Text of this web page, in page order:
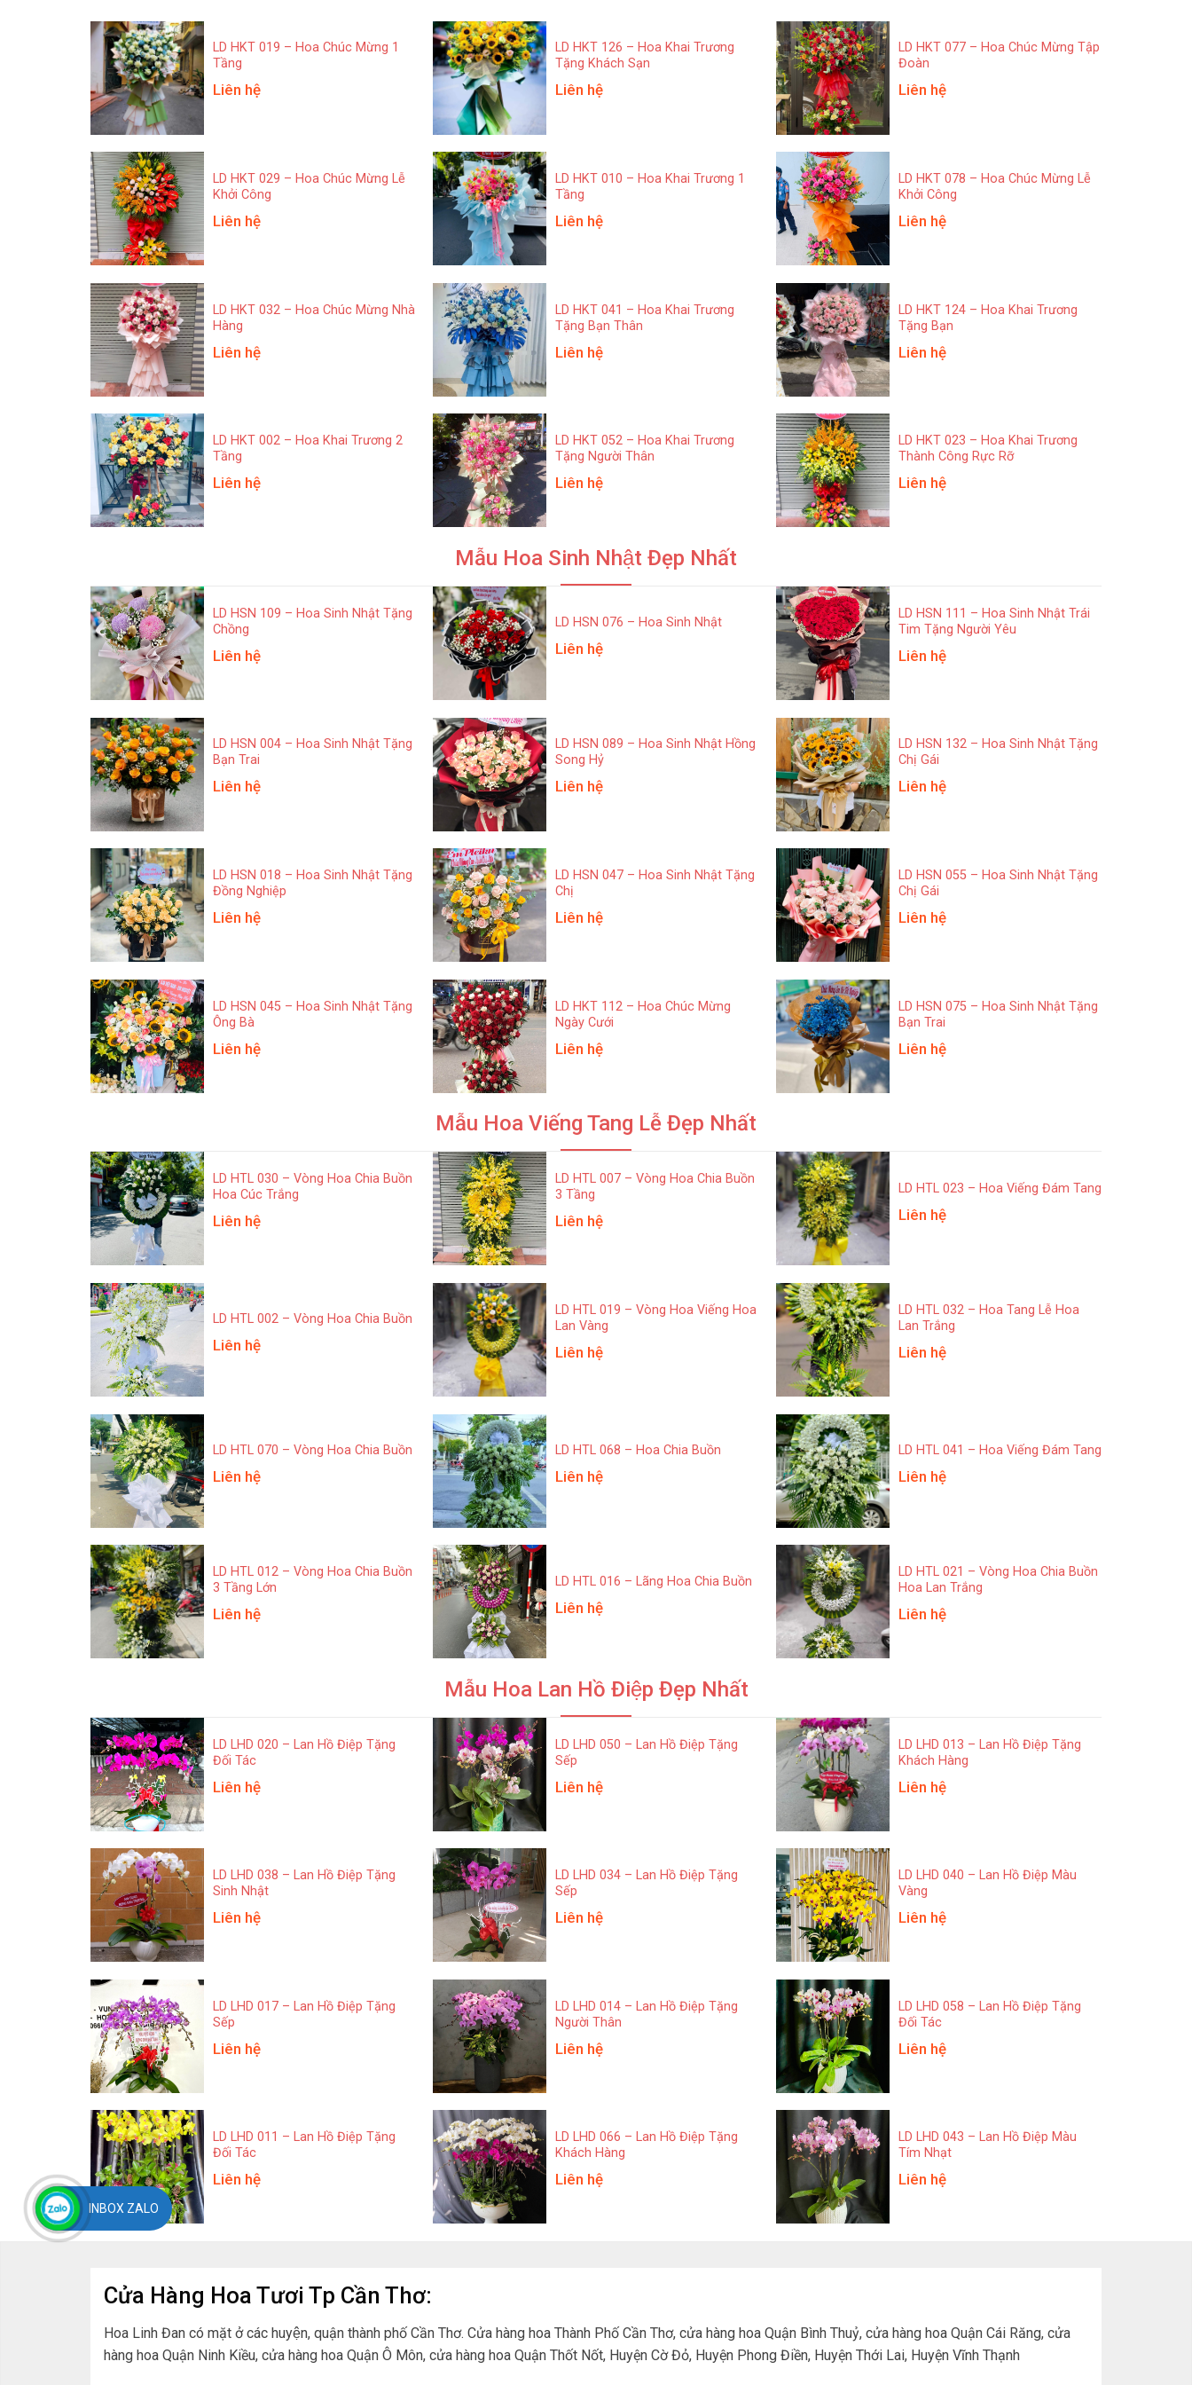
LD HKT 019 – Hoa Chúc Mừng 1
Tầng
Liên hệ
LD HKT 126 – Hoa Khai Trương
Tặng Khách Sạn
Liên hệ
LD HKT 077 – Hoa Chúc Mừng Tập
Đoàn
Liên hệ
LD HKT 029 – Hoa Chúc Mừng Lễ
Khởi Công
Liên hệ
LD HKT 010 – Hoa Khai Trương 1
Tầng
Liên hệ
LD HKT 078 – Hoa Chúc Mừng Lễ
Khởi Công
Liên hệ
LD HKT 032 – Hoa Chúc Mừng Nhà
Hàng
Liên hệ
LD HKT 041 – Hoa Khai Trương
Tặng Bạn Thân
Liên hệ
LD HKT 124 – Hoa Khai Trương
Tặng Bạn
Liên hệ
LD HKT 002 – Hoa Khai Trương 2
Tầng
Liên hệ
LD HKT 052 – Hoa Khai Trương
Tặng Người Thân
Liên hệ
LD HKT 023 – Hoa Khai Trương
Thành Công Rực Rỡ
Liên hệ
Mẫu Hoa Sinh Nhật Đẹp Nhất
LD HSN 109 – Hoa Sinh Nhật Tặng
Chồng
Liên hệ
LD HSN 076 – Hoa Sinh Nhật
Liên hệ
LD HSN 111 – Hoa Sinh Nhật Trái
Tim Tặng Người Yêu
Liên hệ
LD HSN 004 – Hoa Sinh Nhật Tặng
Bạn Trai
Liên hệ
LD HSN 089 – Hoa Sinh Nhật Hồng
Song Hỷ
Liên hệ
LD HSN 132 – Hoa Sinh Nhật Tặng
Chị Gái
Liên hệ
LD HSN 018 – Hoa Sinh Nhật Tặng
Đồng Nghiệp
Liên hệ
LD HSN 047 – Hoa Sinh Nhật Tặng
Chị
Liên hệ
LD HSN 055 – Hoa Sinh Nhật Tặng
Chị Gái
Liên hệ
LD HSN 045 – Hoa Sinh Nhật Tặng
Ông Bà
Liên hệ
LD HKT 112 – Hoa Chúc Mừng
Ngày Cưới
Liên hệ
LD HSN 075 – Hoa Sinh Nhật Tặng
Bạn Trai
Liên hệ
Mẫu Hoa Viếng Tang Lễ Đẹp Nhất
LD HTL 030 – Vòng Hoa Chia Buồn
Hoa Cúc Trắng
Liên hệ
LD HTL 007 – Vòng Hoa Chia Buồn
3 Tầng
Liên hệ
LD HTL 023 – Hoa Viếng Đám Tang
Liên hệ
LD HTL 002 – Vòng Hoa Chia Buồn
Liên hệ
LD HTL 019 – Vòng Hoa Viếng Hoa
Lan Vàng
Liên hệ
LD HTL 032 – Hoa Tang Lễ Hoa
Lan Trắng
Liên hệ
LD HTL 070 – Vòng Hoa Chia Buồn
Liên hệ
LD HTL 068 – Hoa Chia Buồn
Liên hệ
LD HTL 041 – Hoa Viếng Đám Tang
Liên hệ
LD HTL 012 – Vòng Hoa Chia Buồn
3 Tầng Lớn
Liên hệ
LD HTL 016 – Lãng Hoa Chia Buồn
Liên hệ
LD HTL 021 – Vòng Hoa Chia Buồn
Hoa Lan Trắng
Liên hệ
Mẫu Hoa Lan Hồ Điệp Đẹp Nhất
LD LHD 020 – Lan Hồ Điệp Tặng
Đối Tác
Liên hệ
LD LHD 050 – Lan Hồ Điệp Tặng
Sếp
Liên hệ
LD LHD 013 – Lan Hồ Điệp Tặng
Khách Hàng
Liên hệ
LD LHD 038 – Lan Hồ Điệp Tặng
Sinh Nhật
Liên hệ
LD LHD 034 – Lan Hồ Điệp Tặng
Sếp
Liên hệ
LD LHD 040 – Lan Hồ Điệp Màu
Vàng
Liên hệ
LD LHD 017 – Lan Hồ Điệp Tặng
Sếp
Liên hệ
LD LHD 014 – Lan Hồ Điệp Tặng
Người Thân
Liên hệ
LD LHD 058 – Lan Hồ Điệp Tặng
Đối Tác
Liên hệ
LD LHD 011 – Lan Hồ Điệp Tặng
Đối Tác
Liên hệ
LD LHD 066 – Lan Hồ Điệp Tặng
Khách Hàng
Liên hệ
LD LHD 043 – Lan Hồ Điệp Màu
Tím Nhạt
Liên hệ
Cửa Hàng Hoa Tươi Tp Cần Thơ:
Hoa Linh Đan có mặt ở các huyện, quận thành phố Cần Thơ. Cửa hàng hoa Thành Phố Cần Thơ, cửa hàng hoa Quận Bình Thuỷ, cửa hàng hoa Quận Cái Răng, cửa
hàng hoa Quận Ninh Kiều, cửa hàng hoa Quận Ô Môn, cửa hàng hoa Quận Thốt Nốt, Huyện Cờ Đỏ, Huyện Phong Điền, Huyện Thới Lai, Huyện Vĩnh Thạnh
INBOX ZALO